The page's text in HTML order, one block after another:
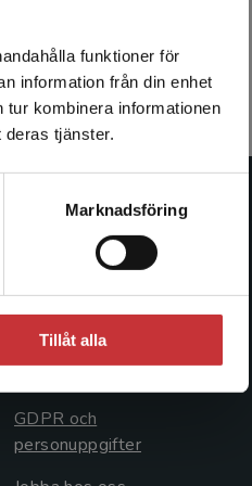
funktioner för
information från din enhet
kombinera informationen
deras tjänster.
Marknadsföring
Tillåt alla
Allmänna länkar
Avtal och rättigheter
Cookies
GDPR och
personuppgifter